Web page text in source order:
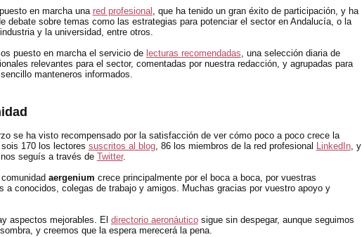
en marcha una red profesional , que ha tenido un gran éxito de participación, y ha
debate sobre temas como las estrategias para potenciar el sector en Andalucía, o la
y la universidad, entre otros.
puesto en marcha el servicio de lecturas recomendadas, una selección diaria de
relevantes para el sector, comentadas por nuestra redacción, y agrupadas para
manteneros informados.
se ha visto recompensado por la satisfacción de ver cómo poco a poco crece la
170 los lectores suscritos al blog, 86 los miembros de la red profesional LinkedIn, y
seguís a través de Twitter.
aergenium crece principalmente por el boca a boca, por vuestras
a conocidos, colegas de trabajo y amigos. Muchas gracias por vuestro apoyo y
aspectos mejorables. El directorio aeronáuticosigue sin despegar, aunque seguimos
y creemos que la espera merecerá la pena.